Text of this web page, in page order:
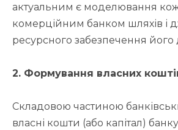
актуальним є моделювання
комерційним банком шляхів і
ресурсного забезпечення його
2. Формування власних
Складовою частиною
власні кошти (або капітал)